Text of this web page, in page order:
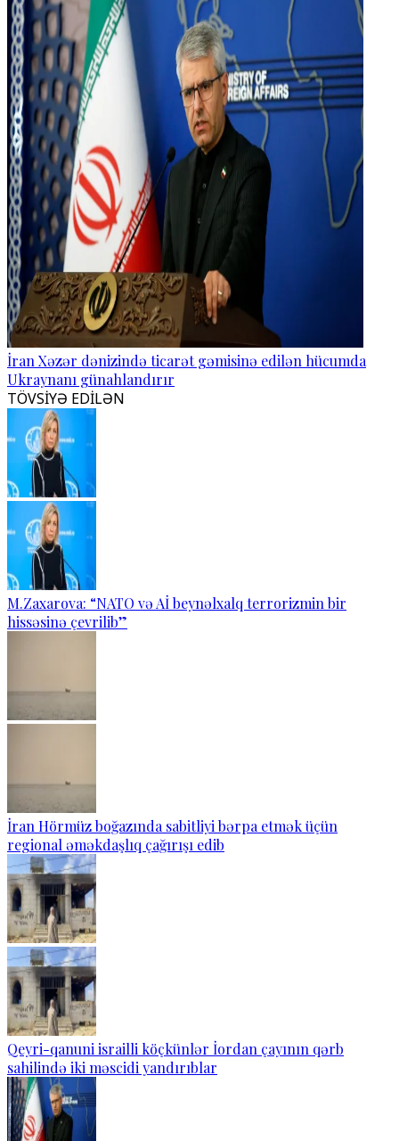
İran Xəzər dənizində ticarət gəmisinə edilən hücumda
Ukraynanı günahlandırır
TÖVSİYƏ EDİLƏN
M.Zaxarova: “NATO və Aİ beynəlxalq terrorizmin bir
hissəsinə çevrilib”
İran Hörmüz boğazında sabitliyi bərpa etmək üçün
regional əməkdaşlıq çağırışı edib
Qeyri-qanuni israilli köçkünlər İordan çayının qərb
sahilində iki məscidi yandırıblar